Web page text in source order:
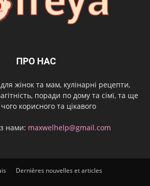
ПРО НАС
жінок та мам, кулінарні рецепти,
поради по дому та сімї, та ще
корисного та цікавого
нами: maxwelhelp@gmail.com
Dernières nouvelles et articles